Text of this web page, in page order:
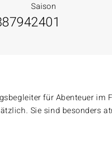
Saison
2401
für Abenteuer im
Sie sind besonders